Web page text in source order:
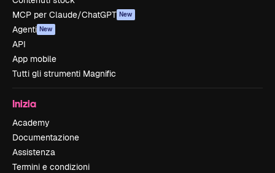
MCP per Claude/ChatGPT New
Agenti New
API
App mobile
Tutti gli strumenti Magnific
Inizia
Academy
Documentazione
Assistenza
Termini e condizioni